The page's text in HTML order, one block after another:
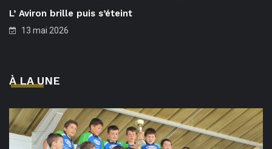
L’ Aviron brille puis s’éteint
13 mai 2026
À LA UNE